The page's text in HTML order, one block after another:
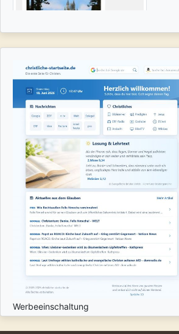
Werbeeinschaltung